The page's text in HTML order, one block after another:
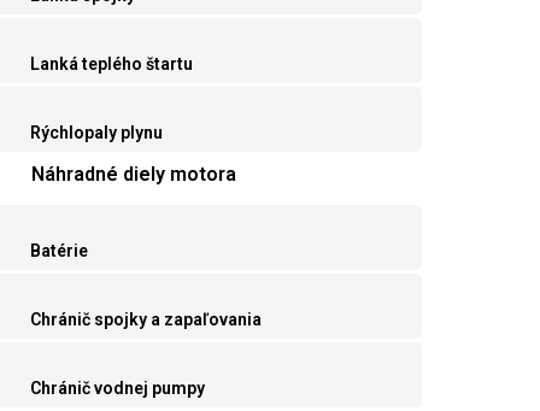
Lanká teplého štartu
Rýchlopaly plynu
Náhradné diely motora
Batérie
Chránič spojky a zapaľovania
Chránič vodnej pumpy